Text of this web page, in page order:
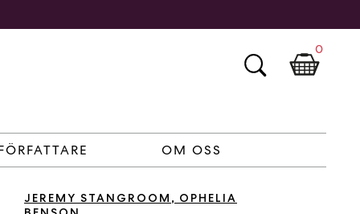
OM OSS
0
JEREMY STANGROOM , OPHELIA